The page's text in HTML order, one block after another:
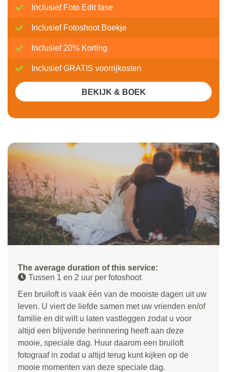
The average duration of this service:
Tussen 1 en 2 uur per fotoshoot
Een bruiloft is vaak één van de mooiste dagen uit uw
leven. U viert de liefde samen met uw vrienden en/of
familie en dit wilt u laten vastleggen zodat u voor
altijd een blijvende herinnering heeft aan deze
mooie, speciale dag. Huur daarom een bruiloft
fotograaf in zodat u altijd terug kunt kijken op de
mooie momenten van deze speciale dag.
Inclusief Foto Edit fase
Inclusief Fotoshoot Boekje
Inclusief 20% Korting
Inclusief GRATIS voorrijkosten
BEKIJK & BOEK